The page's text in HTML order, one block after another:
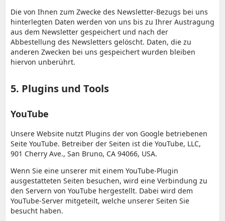
Die von Ihnen zum Zwecke des Newsletter-Bezugs bei uns
hinterlegten Daten werden von uns bis zu Ihrer Austragung
aus dem Newsletter gespeichert und nach der
Abbestellung des Newsletters gelöscht. Daten, die zu
anderen Zwecken bei uns gespeichert wurden bleiben
hiervon unberührt.
5. Plugins und Tools
YouTube
Unsere Website nutzt Plugins der von Google betriebenen
Seite YouTube. Betreiber der Seiten ist die YouTube, LLC,
901 Cherry Ave., San Bruno, CA 94066, USA.
Wenn Sie eine unserer mit einem YouTube-Plugin
ausgestatteten Seiten besuchen, wird eine Verbindung zu
den Servern von YouTube hergestellt. Dabei wird dem
YouTube-Server mitgeteilt, welche unserer Seiten Sie
besucht haben.